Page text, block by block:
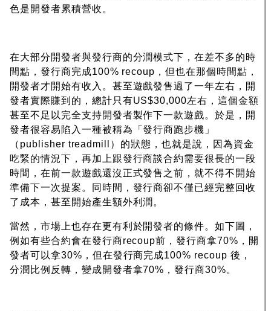
色是開發者累積營收。
在大部分開發者與發行商的分潤模式下，在差不多的時
間點，發行商完成100% recoup，但也在那個時間點，
開發者才開始有收入。甚至遊戲發售過了一年左右，開
發者實際賺到的，總計只有US$30,000左右，這個金額
甚至不足以完全支持開發者製作下一款遊戲。於是，開
發者很容易陷入一種被稱為「發行商跑步機」
（publisher treadmill）的狀態，也就是說，因為資金
吃緊的情況下，再加上跟發行商談合約需要很長的一段
時間，在前一款遊戲還沒正式發售之前，就不得不開始
準備下一次提案。同時間，發行商卻不僅已經完整回收
了成本，甚至開始產生額外利潤。
當然，市場上也存在更有利於開發者的條件。如下圖，
例如有些合約會在發行商recoup前，發行商拿70%，開
發者可以拿30%，但在發行商完成100% recoup 後，
分潤比例反轉，變成開發者拿70%，發行商30%。